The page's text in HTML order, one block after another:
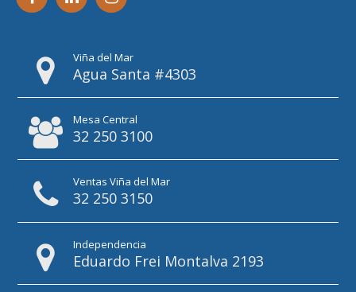
Viña del Mar
Agua Santa #4303
Mesa Central
32 250 3100
Ventas Viña del Mar
32 250 3150
Independencia
Eduardo Frei Montalva 2193